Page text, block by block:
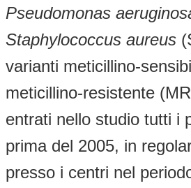
Pseudomonas
Staphylococcus aureus
varianti meticillino-
meticillino-resistente
entrati nello studio tutti i
prima del 2005, in
presso i centri nel